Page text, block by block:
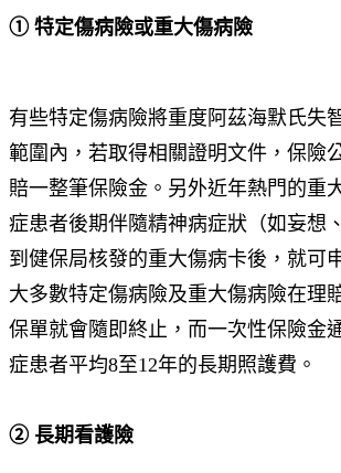
① 特定傷病險或重大傷病險
有些特定傷病險將重度阿茲海默氏失
範圍內，若取得相關證明文件，保險
賠一整筆保險金。另外近年熱門的重
症患者後期伴隨精神病症狀（如妄想
到健保局核發的重大傷病卡後，就可
大多數特定傷病險及重大傷病險在理
保單就會隨即終止，而一次性保險金
症患者平均8至12年的長期照護費。
② 長期看護險